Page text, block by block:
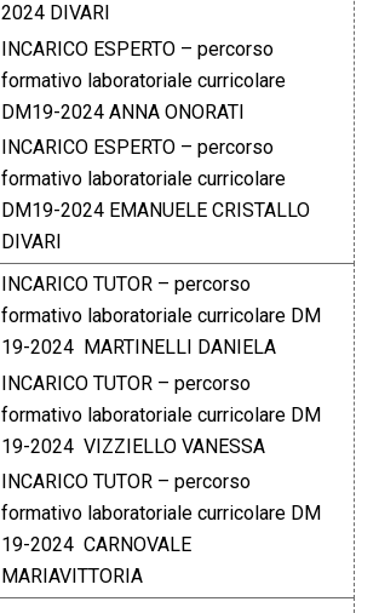
2024 DIVARI
INCARICO ESPERTO – percorso
formativo laboratoriale curricolare
DM19-2024 ANNA ONORATI
INCARICO ESPERTO – percorso
formativo laboratoriale curricolare
DM19-2024 EMANUELE CRISTALLO
DIVARI
INCARICO TUTOR – percorso
formativo laboratoriale curricolare DM
19-2024 MARTINELLI DANIELA
INCARICO TUTOR – percorso
formativo laboratoriale curricolare DM
19-2024 VIZZIELLO VANESSA
INCARICO TUTOR – percorso
formativo laboratoriale curricolare DM
19-2024 CARNOVALE
MARIAVITTORIA